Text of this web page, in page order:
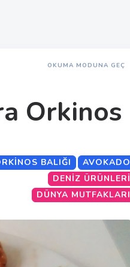
OKUMA MODUNA GEÇ
Orkinos
AVOKADO
BALIĞI
DENIZ ÜRÜNLERI
DÜNYA MUTFAKLARI